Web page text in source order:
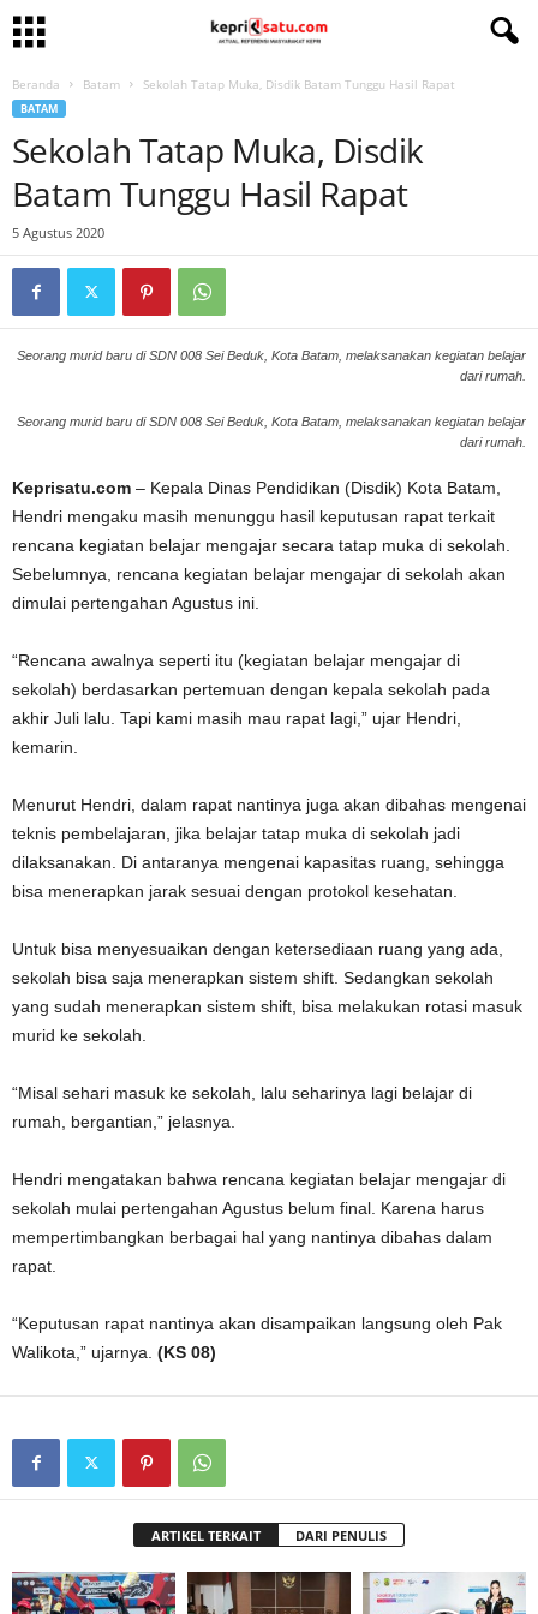
Beranda Batam Sekolah Tatap Muka, Disdik Batam Tunggu Hasil Rapat
BATAM
Sekolah Tatap Muka, Disdik
Batam Tunggu Hasil Rapat
5 Agustus 2020
Seorang murid baru di SDN 008 Sei Beduk, Kota Batam, melaksanakan kegiatan belajar
dari rumah.
Seorang murid baru di SDN 008 Sei Beduk, Kota Batam, melaksanakan kegiatan belajar
dari rumah.
Keprisatu.com – Kepala Dinas Pendidikan (Disdik) Kota Batam,
Hendri mengaku masih menunggu hasil keputusan rapat terkait
rencana kegiatan belajar mengajar secara tatap muka di sekolah.
Sebelumnya, rencana kegiatan belajar mengajar di sekolah akan
dimulai pertengahan Agustus ini.
“Rencana awalnya seperti itu (kegiatan belajar mengajar di
sekolah) berdasarkan pertemuan dengan kepala sekolah pada
akhir Juli lalu. Tapi kami masih mau rapat lagi,” ujar Hendri,
kemarin.
Menurut Hendri, dalam rapat nantinya juga akan dibahas mengenai
teknis pembelajaran, jika belajar tatap muka di sekolah jadi
dilaksanakan. Di antaranya mengenai kapasitas ruang, sehingga
bisa menerapkan jarak sesuai dengan protokol kesehatan.
Untuk bisa menyesuaikan dengan ketersediaan ruang yang ada,
sekolah bisa saja menerapkan sistem shift. Sedangkan sekolah
yang sudah menerapkan sistem shift, bisa melakukan rotasi masuk
murid ke sekolah.
“Misal sehari masuk ke sekolah, lalu seharinya lagi belajar di
rumah, bergantian,” jelasnya.
Hendri mengatakan bahwa rencana kegiatan belajar mengajar di
sekolah mulai pertengahan Agustus belum final. Karena harus
mempertimbangkan berbagai hal yang nantinya dibahas dalam
rapat.
“Keputusan rapat nantinya akan disampaikan langsung oleh Pak
Walikota,” ujarnya. (KS 08)
ARTIKEL TERKAIT DARI PENULIS